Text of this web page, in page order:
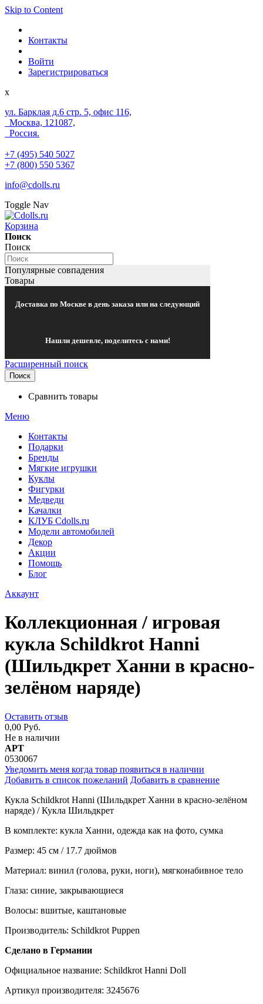
Skip to Content
Контакты
Войти
Зарегистрироваться
x
ул. Барклая д.6 стр. 5, офис 116,
Москва, 121087,
Россия.
+7 (495) 540 5027
+7 (800) 550 5367
info@cdolls.ru
Toggle Nav
Корзина
Поиск
Поиск
Популярные совпадения
Товары
Доставка по Москве в день заказа или на следующий
Нашли дешевле, поделитесь с нами!
Расширенный поиск
Поиск
Сравнить товары
Меню
Контакты
Подарки
Бренды
Мягкие игрушки
Куклы
Фигурки
Медведи
Качалки
КЛУБ Cdolls.ru
Модели автомобилей
Декор
Акции
Помощь
Блог
Аккаунт
Коллекционная / игровая
кукла Schildkrot Hanni
(Шильдкрет Ханни в красно-
зелёном наряде)
Оставить отзыв
0,00 Руб.
Не в наличии
АРТ
0530067
Уведомить меня когда товар появиться в наличии
Добавить в список пожеланий Добавить в сравнение
Кукла Schildkrot Hanni (Шильдкрет Ханни в красно-зелёном
наряде) / Кукла Шильдкрет
В комплекте: кукла Ханни, одежда как на фото, сумка
Размер: 45 см / 17.7 дюймов
Материал: винил (голова, руки, ноги), мягконабивное тело
Глаза: синие, закрывающиеся
Волосы: вшитые, каштановые
Производитель: Schildkrot Puppen
Сделано в Германии
Официальное название: Schildkrot Hanni Doll
Артикул производителя: 3245676